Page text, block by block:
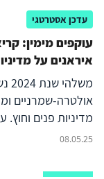
עדכן אסטרטגי
עוקפים מימין:
איראנים על
השלטונית
אולטרה-שמרניים
מדיניות פנים
את מימוש חוק
08.05.25